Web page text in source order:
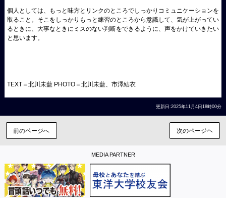
個人としては、もっと味方とリンクのところでしっかりコミュニケーションを
取ること。そこをしっかりもっと練習のところから意識して、気が上がってい
るときに、大事なときにミスのない判断をできるように、声をかけていきたい
と思います。
TEXT＝北川未藍 PHOTO＝北川未藍、市澤結衣
更新日:2025年11月4日18時00分
前のページへ 次のページヘ
MEDIA PARTNER